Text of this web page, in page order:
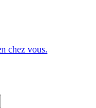
chez vous.